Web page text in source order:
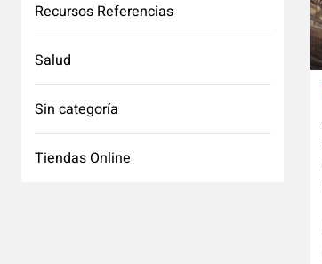
Recursos Referencias
Salud
Sin categoría
Tiendas Online